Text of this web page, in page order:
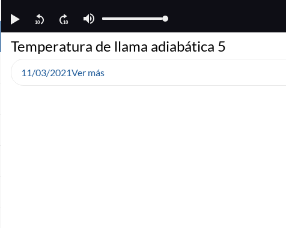
Temperatura de llama adiabática 5
11/03/2021Ver más